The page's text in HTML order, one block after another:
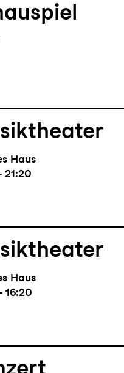
Haus
21:20
Haus
16:20